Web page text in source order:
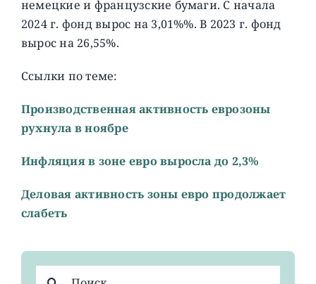
немецкие и французские бумаги. C начала
2024 г. фонд вырос на 3,01%%. В 2023 г. фонд
вырос на 26,55%.
Ссылки по теме:
Производственная активность еврозоны
рухнула в ноябре
Инфляция в зоне евро выросла до 2,3%
Деловая активность зоны евро продолжает
слабеть